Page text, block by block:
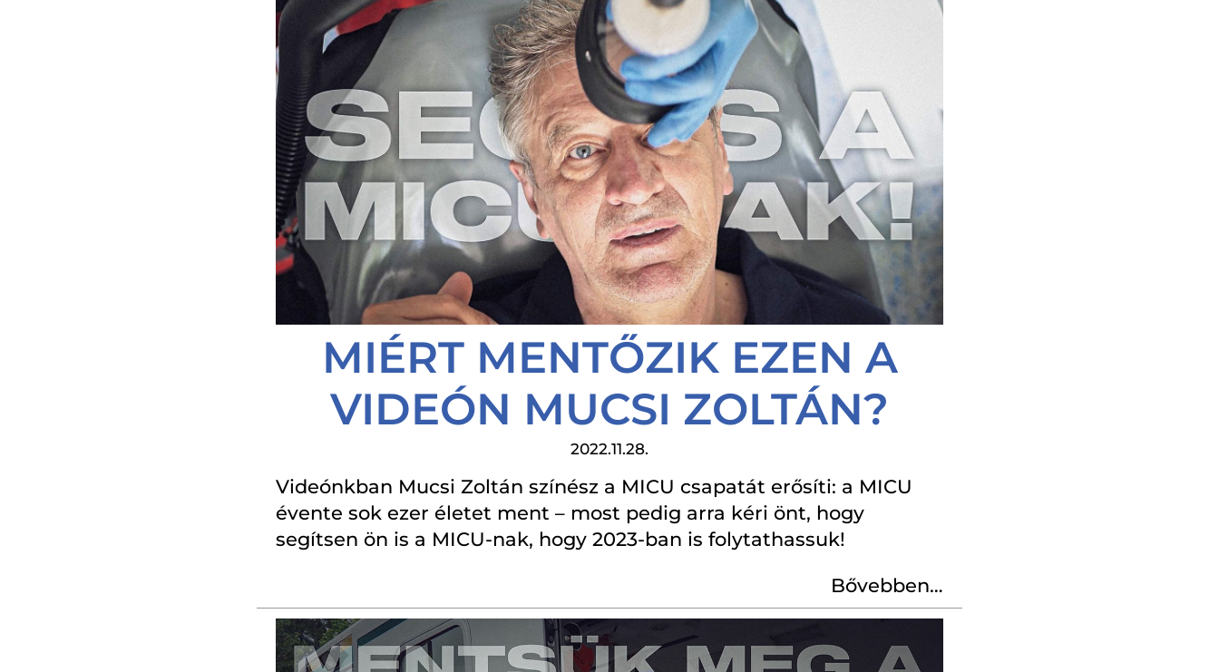
MIÉRT MENTŐZIK EZEN A
VIDEÓN MUCSI ZOLTÁN?
2022.11.28.
Videónkban Mucsi Zoltán színész a MICU csapatát erősíti: a MICU
évente sok ezer életet ment – most pedig arra kéri önt, hogy
segítsen ön is a MICU-nak, hogy 2023-ban is folytathassuk!
Bővebben…